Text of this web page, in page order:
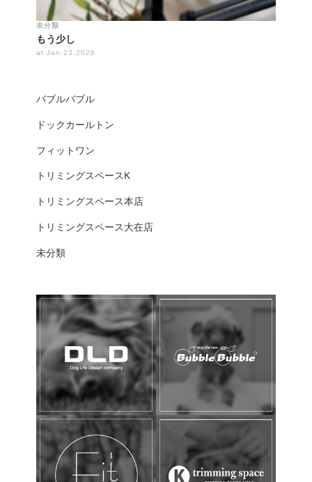
バブルバブル
ドックカールトン
フィットワン
トリミングスペースK
トリミングスペース本店
トリミングスペース大在店
未分類
未分類
もう少し
at Jan.23.2026